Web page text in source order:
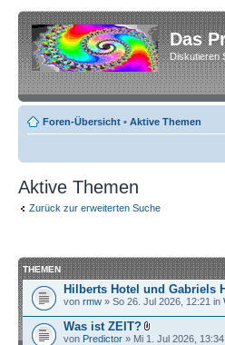
Das
Diskutieren
Foren-Übersicht • Aktive Themen
Aktive Themen
Zurück zur erweiterten Suche
THEMEN
Hilberts Hotel und Gabriels
von rmw » So 26. Jul 2026, 12:21 in
Was ist ZEIT?
von Predictor » Mi 1. Jul 2026,